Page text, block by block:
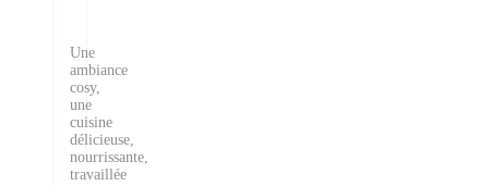
Une
ambiance
cosy,
une
cuisine
délicieuse,
nourrissante,
travaillée